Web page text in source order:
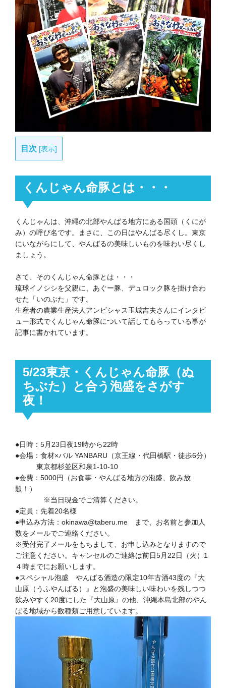
目次 [表示]
くんじゃん命豚とは・・・
くんじゃんは、沖縄の北部やんばる地方にある国頭（くにが
み）の呼び名です。まさに、この日はやんばる尽くし。東京
にいながらにして、やんばるの美味しいものを味わい尽くし
ましょう。
さて、そのくんじゃん命豚とは・・・
琉球イノシシを父親に、あぐー豚、デュロック豚を掛け合わ
せた「いのぶた」です。
生産者の農業生産法人アンビシャス玉城吉夫さんにインタビ
ュー形式でくんじゃん命豚について話してもらっている事が
記事に書かれています。
5/23東京・くんじゃん命豚（ぬ
ちぶた）と合う泡盛をさがす
夜！
●日時：5月23日夜19時から22時
●会場：食材×バル YANBARU（京王線・代田橋駅・徒歩6分）
東京都杉並区和泉1-10-10
●会費：5000円（お食事・やんばる地方の泡盛、飲み放
題！）
※当日現金でご清算ください。
●定員：先着20名様
●申込み方法：okinawa@taberu.me まで、お名前と参加人
数をメールでご連絡ください。
※受付完了メールをもちまして、お申し込みとなりますので
ご注意ください。キャンセルのご連絡は前日5月22日（火）1
４時までにお願いします。
●スペシャル泡盛 やんばる酒造の限定10年古酒43度の『大
山原（うふやんばる）』と泡盛の美味しい味わいを残しつつ
飲みやすく20度にした『大山原』の他、沖縄本島北部のやん
ばる地域から数種類ご用意しています。